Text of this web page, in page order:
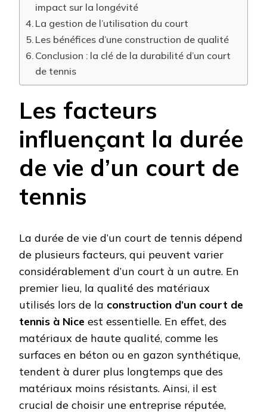
impact sur la longévité
La gestion de l’utilisation du court
Les bénéfices d’une construction de qualité
Conclusion : la clé de la durabilité d’un court
de tennis
Les facteurs
influençant la durée
de vie d’un court de
tennis
La durée de vie d’un court de tennis dépend
de plusieurs facteurs, qui peuvent varier
considérablement d’un court à un autre. En
premier lieu, la qualité des matériaux
utilisés lors de la construction d’un court de
tennis à Nice est essentielle. En effet, des
matériaux de haute qualité, comme les
surfaces en béton ou en gazon synthétique,
tendent à durer plus longtemps que des
matériaux moins résistants. Ainsi, il est
crucial de choisir une entreprise réputée,